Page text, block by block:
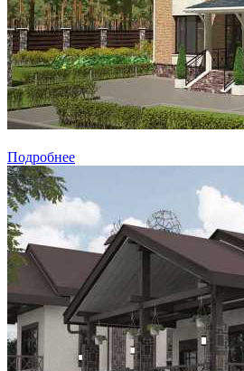
Подробнее